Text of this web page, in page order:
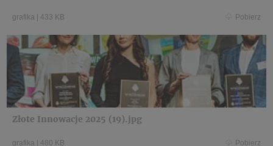
grafika 433 KB Pobierz
Złote Innowacje 2025 (19).jpg
grafika 480 KB Pobierz